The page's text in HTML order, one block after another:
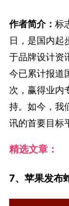
作者简介：标
日，是国内起
于品牌设计资
今已累计报道
次，赢得业内
持。如今，我
讯的首要目标
精选文章：
7、苹果发布